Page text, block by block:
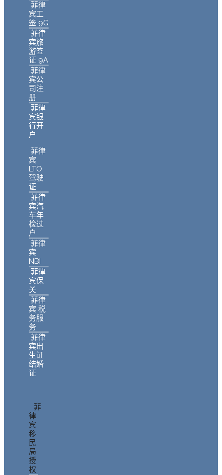
菲律
宾工
签 9G
菲律
宾旅
游签
证 9A
菲律
宾公
司注
册
菲律
宾银
行开
户
菲律
宾
LTO
驾驶
证
菲律
宾汽
车年
检过
户
菲律
宾
NBI
菲律
宾保
关
菲律
宾 税
务服
务
菲律
宾出
生证
结婚
证
菲
律
宾
移
民
局
授
权